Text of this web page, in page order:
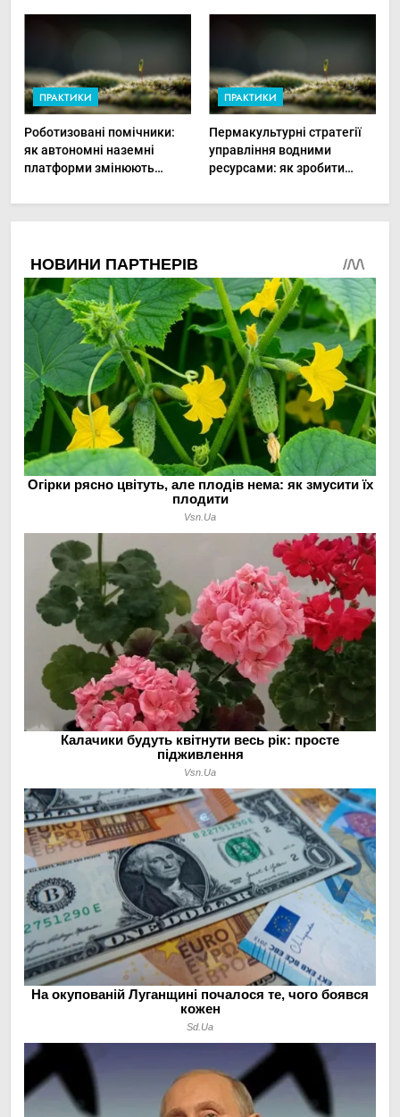
ПРАКТИКИ
Роботизовані помічники:
як автономні наземні
платформи змінюють
овочами
ПРАКТИКИ
Пермакультурні стратегії
управління водними
ресурсами: як зробити
до посухи